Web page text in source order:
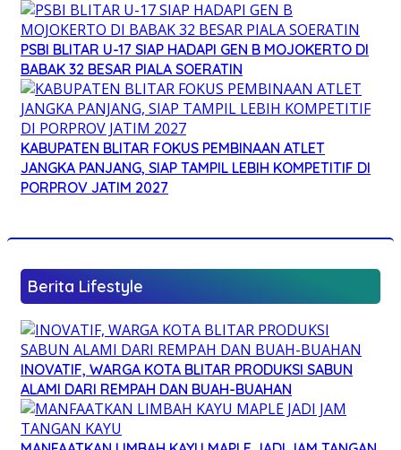
PSBI BLITAR U-17 SIAP HADAPI GEN B MOJOKERTO DI
BABAK 32 BESAR PIALA SOERATIN
KABUPATEN BLITAR FOKUS PEMBINAAN ATLET
JANGKA PANJANG, SIAP TAMPIL LEBIH KOMPETITIF DI
PORPROV JATIM 2027
Berita Lifestyle
INOVATIF, WARGA KOTA BLITAR PRODUKSI SABUN
ALAMI DARI REMPAH DAN BUAH-BUAHAN